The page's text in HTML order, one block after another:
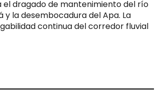
el dragado de mantenimiento del río
la desembocadura del Apa. La
continua del corredor fluvial